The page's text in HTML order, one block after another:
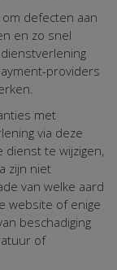
defecten aan
en zo snel
providers
met
via deze
te wijzigen,
zijn niet
van welke aard
website of enige
beschadiging
of